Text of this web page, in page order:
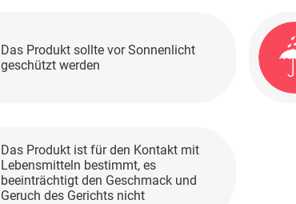
Das Produkt sollte vor Sonnenlicht
geschützt werden
Das Produkt ist für den Kontakt mit
Lebensmitteln bestimmt, es
beeinträchtigt den Geschmack und
Geruch des Gerichts nicht